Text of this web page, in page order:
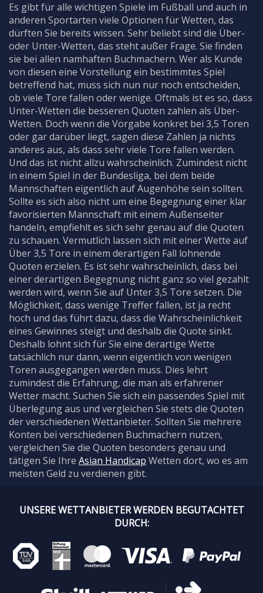
Es gibt für alle wichtigen Spiele im Fußball und auch in
anderen Sportarten viele Optionen für Wetten, das
dürften Sie bereits wissen. Sehr beliebt sind die Über-
oder Unter-Wetten, das steht außer Frage. Sie finden
sie bei allen namhaften Buchmachern. Wer als Kunde
von diesen eine Vorstellung ein bestimmtes Spiel
betreffend hat, muss sich nun nur noch entscheiden,
ob viele Tore fallen oder wenige. Oftmals ist es so, dass
Unter-Wetten die besseren Quoten zahlen als Über-
Wetten. Doch wenn die Vorgabe konkret bei 3,5 Toren
oder gar darüber liegt, sagen diese Zahlen ja nichts
anderes aus, als dass sehr viele Tore fallen werden.
Und das ist nicht allzu wahrscheinlich. Zumindest nicht
in einem Spiel in der Bundesliga, bei dem beide
Mannschaften eigentlich auf Augenhöhe sein sollten.
Sollte es sich also nicht um eine Begegnung einer klar
favorisierten Mannschaft mit einem Außenseiter
handeln, empfiehlt es sich sehr genau auf die Quoten
zu schauen. Vermutlich lassen sich mit einer Wette auf
Über 3,5 Tore in einem derartigen Fall lohnende
Quoten erzielen. Es ist sehr wahrscheinlich, dass bei
einer derartigen Begegnung nicht ganz so viel gezahlt
werden wird, wenn Sie auf Unter 3,5 Tore setzen. Die
Möglichkeit, dass wenige Treffer fallen, ist ja recht
hoch und das führt dazu, dass die Wahrscheinlichkeit
eines Gewinnes steigt und deshalb die Quote sinkt.
Deshalb lohnt sich für Sie eine derartige Wette
tatsächlich nur dann, wenn eigentlich von wenigen
Toren ausgegangen werden muss. Dies lehrt
zumindest die Erfahrung, die man als erfahrener
Wetter macht. Suchen Sie sich ein passendes Spiel mit
Überlegung aus und vergleichen Sie stets die Quoten
der verschiedenen Wettanbieter. Sollten Sie mehrere
Konten bei verschiedenen Buchmachern nutzen,
vergleichen Sie die Quoten besonders genau und
tätigen Sie Ihre Asian Handicap Wetten dort, wo es am
meisten Geld zu verdienen gibt.
UNSERE WETTANBIETER WERDEN BEGUTACHTET
DURCH: